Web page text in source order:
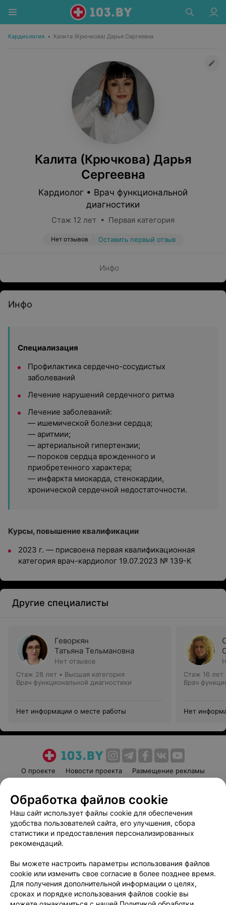
Кардиология • Калита (Крючкова) Дарья Сергеевна
Калита (Крючкова) Дарья
Сергеевна
Кардиолог • Врач функциональной
диагностики
Стаж 12 лет • Первая категория
Нет отзывов Оставить первый отзыв
Инфо
Инфо
Специализация
Профилактика сердечно-сосудистых
заболеваний
Лечение нарушений сердечного ритма
Лечение заболеваний:
— ишемической болезни сердца;
— аритмии;
— артериальной гипертензии;
— пороков сердца врожденного и
приобретенного характера;
— инфаркта миокарда, стенокардии,
хронической сердечной недостаточности.
Курсы, повышение квалификации
2023 г. — присвоена первая квалификационная
категория врач-кардиолог 19.07.2023 № 139-К
Другие специалисты
Геворкян
Татьяна Тельмановна
Нет отзывов
Стаж 28 лет • Высшая категория
Врач функциональной диагностики
Нет информации о месте работы
Стаж 16 лет
Врач
Нет
О проекте Новости проекта
Размещение рекламы
Пользовательское соглашение
Способы оплаты
Вакансии
Партнеры
Написать руководителю 103.by
Обработка персональных данных
Обработка файлов cookie
Наш сайт использует файлы cookie для обеспечения
удобства пользователей сайта, его улучшения, сбора
статистики и предоставления персонализированных
рекомендаций.
Вы можете настроить параметры использования файлов
cookie или изменить свое согласие в более позднее время.
Для получения дополнительной информации о целях,
сроках и порядке использования файлов cookie вы